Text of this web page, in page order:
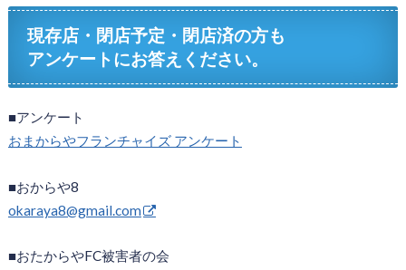
現存店・閉店予定・閉店済の方も
アンケートにお答えください。
■アンケート
おまからやフランチャイズ アンケート
■おからや8
okaraya8@gmail.com
■おたからやFC被害者の会